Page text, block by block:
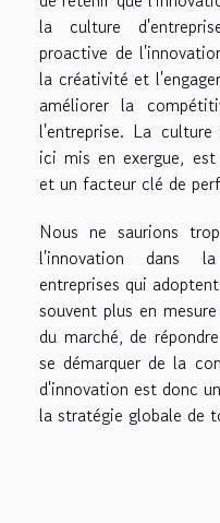
la culture
proactive de
la créativité et
améliorer la
l'entreprise. La
ici mis en exergue,
et un facteur clé de
Nous ne saurions
l'innovation dans
entreprises qui
souvent plus en
du marché, de
se démarquer de la
d'innovation est donc
la stratégie globale de